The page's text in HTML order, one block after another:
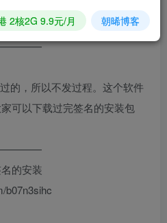
的，所以不发过程。这个软件
可以下载过完签名的安装包
的安装
b07n3sihc
2核2G 9.9元/月 朝晞博客